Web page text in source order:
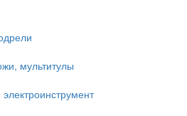
мультитулы